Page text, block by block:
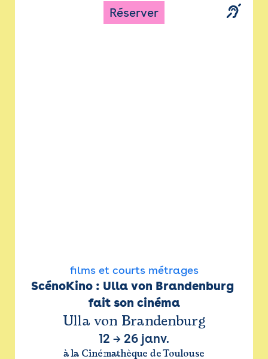
Réserver
films et courts métrages
ScénoKino : Ulla von Brandenburg
fait son cinéma
Ulla von Brandenburg
12 → 26 janv.
à la Cinémathèque de Toulouse